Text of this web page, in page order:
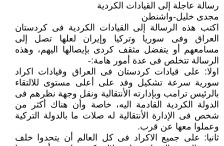
رسالة عاجلة إلى القيادات الكردية
مجدى خليل-واشنطن
اكتب هذه الرسالة إلى القيادات الكردية فى كردستان
العراق وفى سوريا وتركيا وإيران لعلها تصل إلى
مسامعهم أو يتفضل مثقف كردى بإيصالها اليهم، وهذه
الرسالة تتخلص فى عدة أمور هامة:-
اولا: على قيادات كردستان فى العراق وقيادات اكراد
سورية سرعة تشكيل وفد على أعلى مستوى للالتقاء
بالرئيس ترامب وبإدارته الأنتقالية ونقل وجهة نظرهم فى
الدولة الكردية القادمة اليه، خاصة وأن هناك أكثر من
شخص فى الإدارة الأنتقالية له صلات ما بالدولة التركية
وعملوا معها عن قرب.
ثانيا: على جميع الاكراد فى كل العالم أن يتحدوا خلف